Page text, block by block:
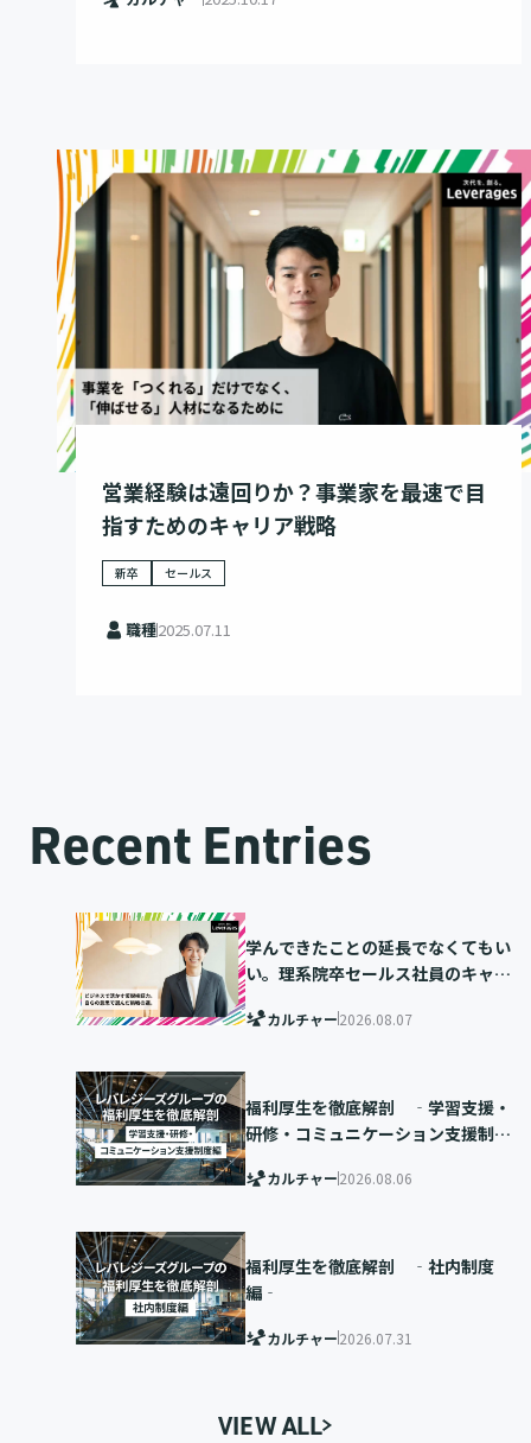
営業経験は遠回りか？事業家を最速で目
指すためのキャリア戦略
新卒 セールス
職種2025.07.11
Recent Entries
学んできたことの延長でなくてもい
い。理系院卒セールス社員のキャリ
カルチャー2026.08.07
福利厚生を徹底解剖 ‐学習支援・
研修・コミュニケーション支援制度
カルチャー2026.08.06
福利厚生を徹底解剖 ‐社内制度
編‐
カルチャー2026.07.31
VIEW ALL